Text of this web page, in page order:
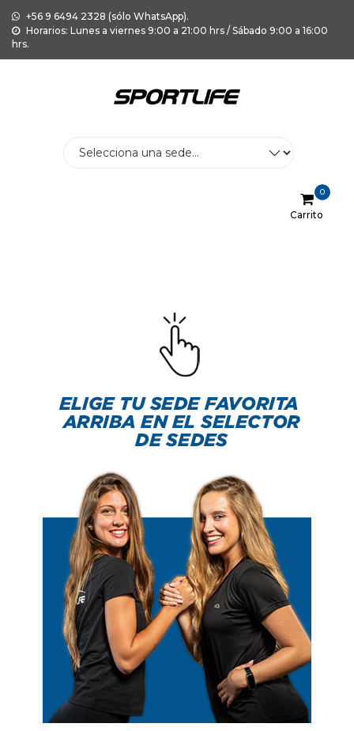
+56 9 6494 2328 (sólo WhatsApp).
Horarios: Lunes a viernes 9:00 a 21:00 hrs / Sábado 9:00 a 16:00
hrs.
Carrito
0